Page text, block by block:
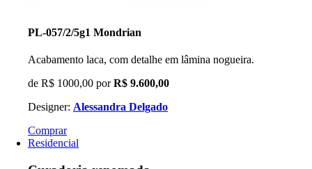
PL-057/2/5g1 Mondrian
Acabamento laca, com detalhe em lâmina nogueira.
de R$ 1000,00 porR$ 9.600,00
Designer: Alessandra Delgado
Comprar
Residencial